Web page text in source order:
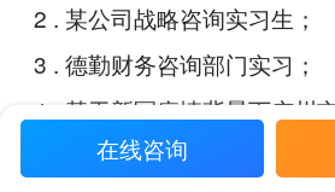
2 . 某公司战略咨询实习生；
3 . 德勤财务咨询部门实习；
4
基于新冠疫情背景下广州
程序设计研究 ；
在线咨询